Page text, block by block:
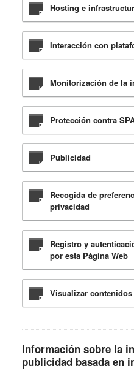
Hosting e
Interacción con
Monitorización de la
Protección contra
Publicidad
Recogida de
privacidad
Registro y
por esta Página Web
Visualizar
Información sobre la
publicidad basada en